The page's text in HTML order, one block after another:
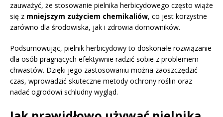
zauważyć, że stosowanie pielnika herbicydowego często wiąże
się z mniejszym zużyciem chemikaliów, co jest korzystne
zarówno dla środowiska, jak i zdrowia domowników.
Podsumowując, pielnik herbicydowy to doskonałe rozwiązanie
dla osób pragnących efektywnie radzić sobie z problemem
chwastów. Dzięki jego zastosowaniu można zaoszczędzić
czas, wprowadzić skuteczne metody ochrony roślin oraz
nadać ogrodowi schludny wygląd.